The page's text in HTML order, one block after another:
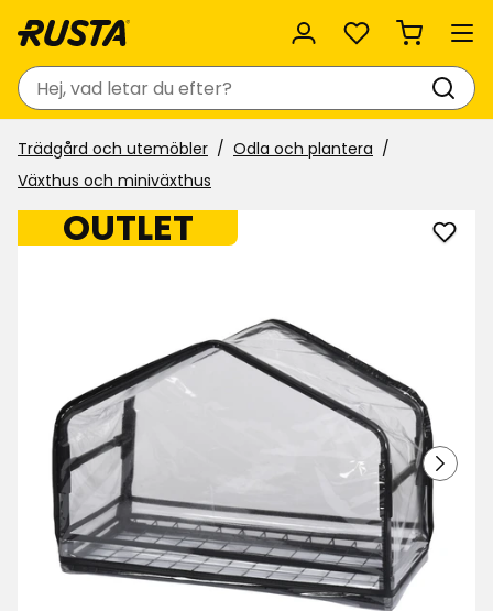
Favoriter
Sök
Trädgård och utemöbler
Odla och plantera
Växthus och miniväxthus
OUTLET
Lägg